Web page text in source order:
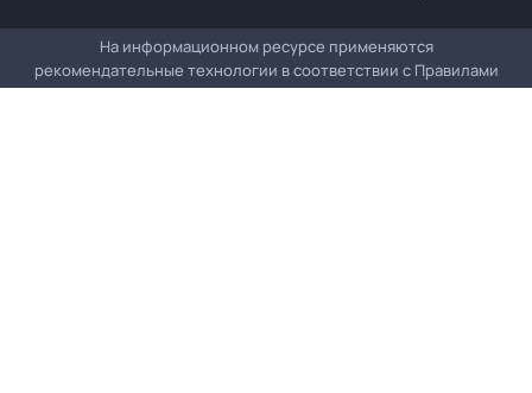
На информационном ресурсе применяются
рекомендательные технологии в соответствии с Правилами